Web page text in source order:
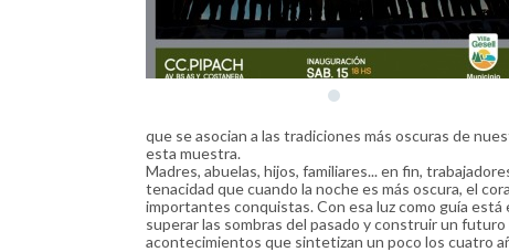
que se asocian a las tradiciones más oscuras de
esta muestra.
Madres, abuelas, hijos, familiares... en fin,
tenacidad que cuando la noche es más oscura, el
importantes conquistas. Con esa luz como guía
superar las sombras del pasado y construir un
acontecimientos que sintetizan un poco los cuatro